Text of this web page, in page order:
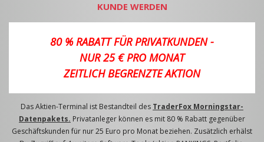
KUNDE WERDEN
80 % RABATT FÜR PRIVATKUNDEN -
NUR 25 € PRO MONAT
ZEITLICH BEGRENZTE AKTION
Das Aktien-Terminal ist Bestandteil des TraderFox Morningstar-
Datenpakets. Privatanleger können es mit 80 % Rabatt gegenüber
Geschäftskunden für nur 25 Euro pro Monat beziehen. Zusätzlich erhälst